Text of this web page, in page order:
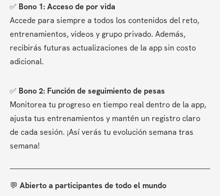
✅ Bono 1: Acceso de por vida
Accede para siempre a todos los contenidos del reto,
entrenamientos, videos y grupo privado. Además,
recibirás futuras actualizaciones de la app sin costo
adicional.
✅ Bono 2: Función de seguimiento de pesas
Monitorea tu progreso en tiempo real dentro de la app,
ajusta tus entrenamientos y mantén un registro claro
de cada sesión. ¡Así verás tu evolución semana tras
semana!
💬 Abierto a participantes de todo el mundo